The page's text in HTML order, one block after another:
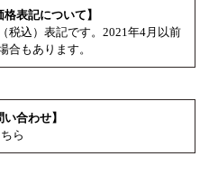
格表記について】
税込）表記です。2021年4月以前
合もあります。
い合わせ】
ら